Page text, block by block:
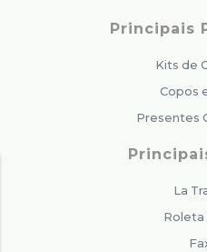
Principais
Kits de
Copos
Presentes
La
Roleta